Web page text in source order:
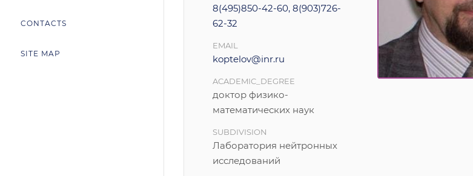
CONTACTS
SITE MAP
8(495)850-42-60, 8(903)726-
62-32
EMAIL
koptelov@inr.ru
ACADEMIC_DEGREE
доктор физико-
математических наук
SUBDIVISION
Лаборатория нейтронных
исследований